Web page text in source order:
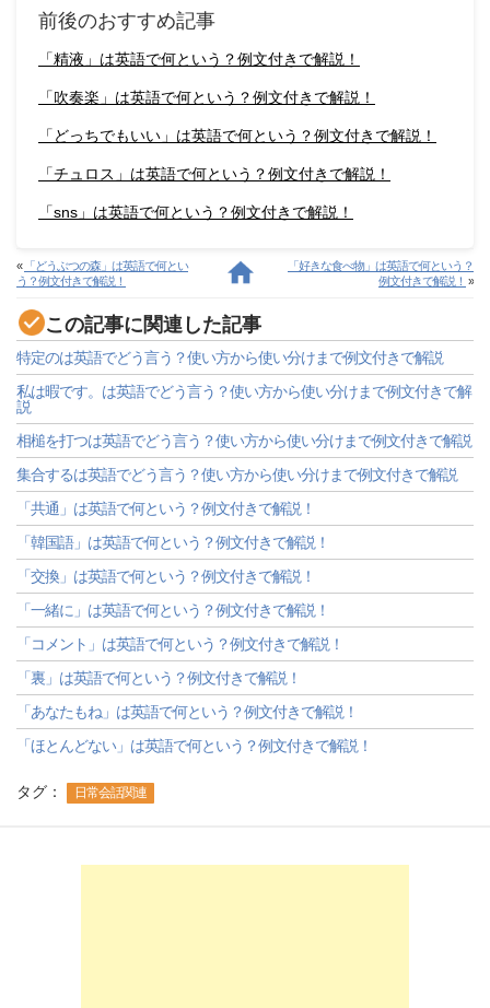
前後のおすすめ記事
「精液」は英語で何という？例文付きで解説！
「吹奏楽」は英語で何という？例文付きで解説！
「どっちでもいい」は英語で何という？例文付きで解説！
「チュロス」は英語で何という？例文付きで解説！
「sns」は英語で何という？例文付きで解説！
« 「どうぶつの森」は英語で何とい
う？例文付きで解説！
「好きな食べ物」は英語で何という？
例文付きで解説！ »
この記事に関連した記事
特定のは英語でどう言う？使い方から使い分けまで例文付きで解説
私は暇です。は英語でどう言う？使い方から使い分けまで例文付きで解
説
相槌を打つは英語でどう言う？使い方から使い分けまで例文付きで解説
集合するは英語でどう言う？使い方から使い分けまで例文付きで解説
「共通」は英語で何という？例文付きで解説！
「韓国語」は英語で何という？例文付きで解説！
「交換」は英語で何という？例文付きで解説！
「一緒に」は英語で何という？例文付きで解説！
「コメント」は英語で何という？例文付きで解説！
「裏」は英語で何という？例文付きで解説！
「あなたもね」は英語で何という？例文付きで解説！
「ほとんどない」は英語で何という？例文付きで解説！
タグ： 日常会話関連